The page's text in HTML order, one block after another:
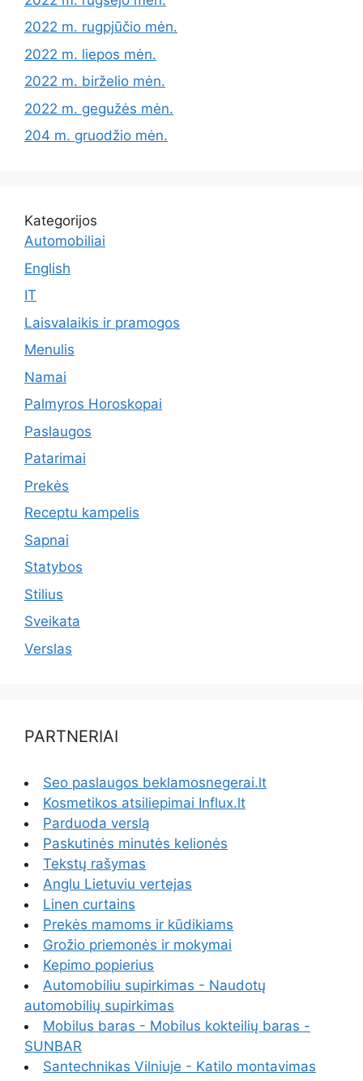
2022 m. rugpjūčio mėn.
2022 m. liepos mėn.
2022 m. birželio mėn.
2022 m. gegužės mėn.
204 m. gruodžio mėn.
Kategorijos
Automobiliai
English
IT
Laisvalaikis ir pramogos
Menulis
Namai
Palmyros Horoskopai
Paslaugos
Patarimai
Prekės
Receptu kampelis
Sapnai
Statybos
Stilius
Sveikata
Verslas
PARTNERIAI
Seo paslaugos beklamosnegerai.lt
Kosmetikos atsiliepimai Influx.lt
Parduoda verslą
Paskutinės minutės kelionės
Tekstų rašymas
Anglu Lietuviu vertejas
Linen curtains
Prekės mamoms ir kūdikiams
Grožio priemonės ir mokymai
Kepimo popierius
Automobiliu supirkimas - Naudotų
automobilių supirkimas
Mobilus baras - Mobilus kokteilių baras -
SUNBAR
Santechnikas Vilniuje - Katilo montavimas